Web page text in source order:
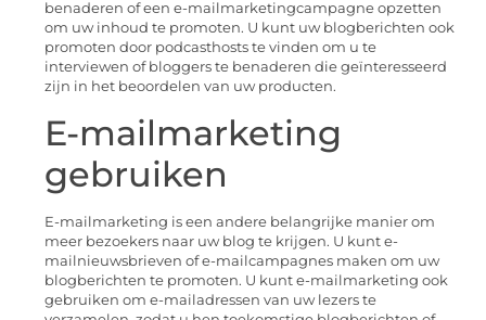
benaderen of een e-mailmarketingcampagne opzetten
om uw inhoud te promoten. U kunt uw blogberichten ook
promoten door podcasthosts te vinden om u te
interviewen of bloggers te benaderen die geïnteresseerd
zijn in het beoordelen van uw producten.
E-mailmarketing
gebruiken
E-mailmarketing is een andere belangrijke manier om
meer bezoekers naar uw blog te krijgen. U kunt e-
mailnieuwsbrieven of e-mailcampagnes maken om uw
blogberichten te promoten. U kunt e-mailmarketing ook
gebruiken om e-mailadressen van uw lezers te